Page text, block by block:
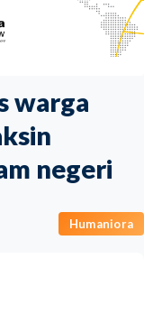
warga
negeri
Humaniora